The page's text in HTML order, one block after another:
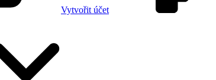
Vytvořit účet